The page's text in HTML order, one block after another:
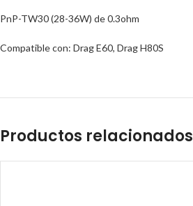
PnP-TW30 (28-36W) de 0.3ohm
Compatible con: Drag E60, Drag H80S
Productos relacionados